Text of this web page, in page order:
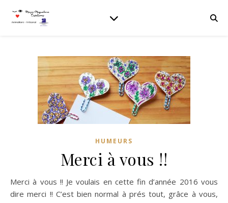
HUMEURS
Merci à vous !!
Merci à vous !! Je voulais en cette fin d’année 2016 vous
dire merci !! C’est bien normal à prés tout, grâce à vous,